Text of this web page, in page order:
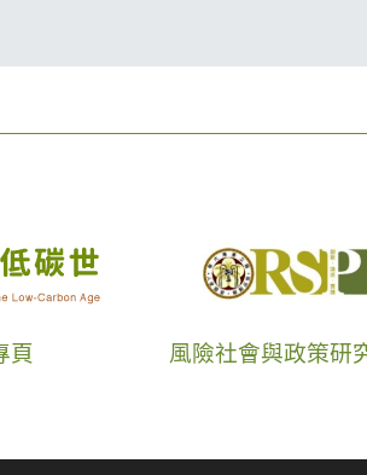
頁 風險社會與政策研